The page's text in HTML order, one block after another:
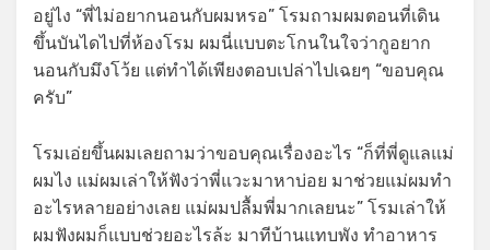
อยู่ไง “พี่ไม่อยากนอนกับผมหรอ” โรมถามผมตอนที่เดิน
ขึ้นบันไดไปที่ห้องโรม ผมนี่แบบตะโกนในใจว่ากูอยาก
นอนกับมึงโว้ย แต่ทำได้เพียงตอบเปล่าไปเฉยๆ “ขอบคุณ
ครับ”
โรมเอ่ยขึ้นผมเลยถามว่าขอบคุณเรื่องอะไร “ก็ที่พี่ดูแลแม่
ผมไง แม่ผมเล่าให้ฟังว่าพี่แวะมาหาบ่อย มาช่วยแม่ผมทำ
อะไรหลายอย่างเลย แม่ผมปลื้มพี่มากเลยนะ” โรมเล่าให้
ผมฟังผมก็แบบช่วยอะไรล้ะ มาทีบ้านแทบพัง ทำอาหาร